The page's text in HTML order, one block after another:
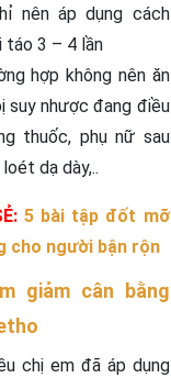
nên áp dụng cách
táo 3 – 4 lần
hợp không nên ăn
suy nhược đang điều
thuốc, phụ nữ sau
dạ dày,..
5 bài tập đốt mỡ
cho người bận rộn
giảm cân bằng
chị em đã áp dụng